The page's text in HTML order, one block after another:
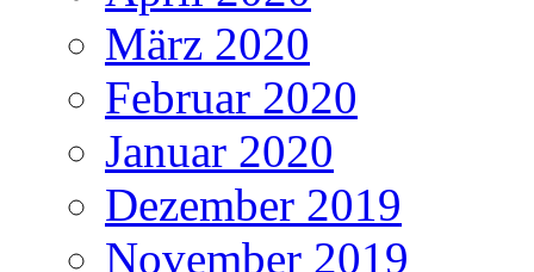
März 2020
Februar 2020
Januar 2020
Dezember 2019
November 2019